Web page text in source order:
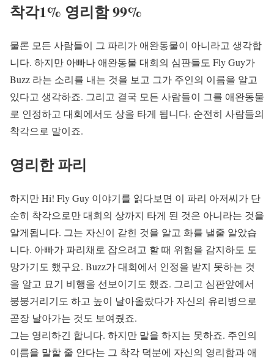
착각1% 영리함 99%
물론 모든 사람들이 그 파리가 애완동물이 아니라고 생각합
니다. 하지만 아빠나 애완동물 대회의 심판들도 Fly Guy가
Buzz 라는 소리를 내는 것을 보고 그가 주인의 이름을 알고
있다고 생각하죠. 그리고 결국 모든 사람들이 그를 애완동물
로 인정하고 대회에서도 상을 타게 됩니다. 순전히 사람들의
착각으로 말이죠.
영리한 파리
하지만 Hi! Fly Guy 이야기를 읽다보면 이 파리 아저씨가 단
순히 착각으로만 대회의 상까지 타게 된 것은 아니라는 것을
알게됩니다. 그는 자신이 갇힌 것을 알고 화를 낼줄 알았습
니다. 아빠가 파리채로 잡으려고 할 때 위험을 감지하도 도
망가기도 했구요. Buzz가 대회에서 인정을 받지 못하는 것
을 알고 묘기 비행을 선보이기도 했죠. 그리고 심판앞에서
붕붕거리기도 하고 높이 날아올랐다가 자신의 유리병으로
곧장 날아가는 것도 보여줬죠.
그는 영리하긴 합니다. 하지만 말을 하지는 못하죠. 주인의
이름을 말할 줄 안다는 그 착각 덕분에 자신의 영리함과 애